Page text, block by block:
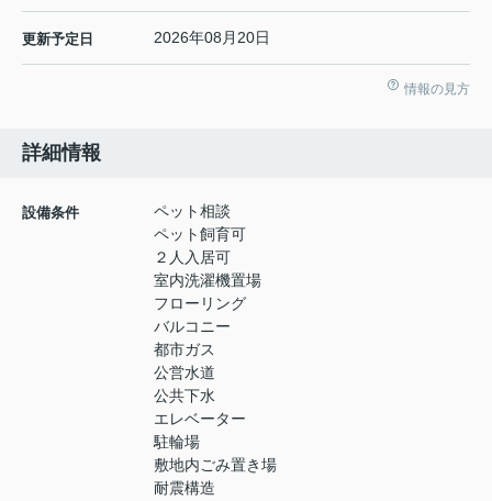
更新予定日 2026年08月20日
情報の見方
詳細情報
設備条件
ペット相談
ペット飼育可
２人入居可
室内洗濯機置場
フローリング
バルコニー
都市ガス
公営水道
公共下水
エレベーター
駐輪場
敷地内ごみ置き場
耐震構造